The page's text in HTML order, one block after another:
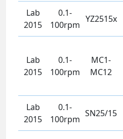
Lab
2015
0.1-
100rpm
YZ2515x
Lab
2015
0.1-
100rpm
MC1-
MC12
Lab
2015
0.1-
100rpm
SN25/15